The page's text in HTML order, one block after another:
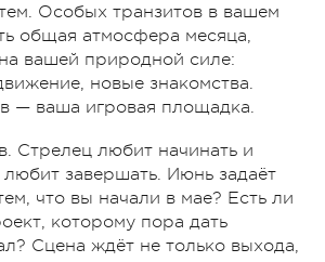
Особых транзитов в вашем
общая атмосфера месяца,
вашей природной силе:
новые знакомства.
— ваша игровая площадка.
Стрелец любит начинать и
завершать. Июнь задаёт
что вы начали в мае? Есть ли
которому пора дать
Сцена ждёт не только выхода,